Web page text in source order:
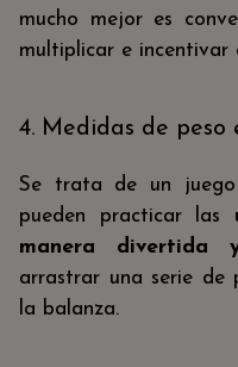
mucho mejor es
multiplicar e incentivar
4. Medidas de peso
Se trata de un juego
pueden
practicar las
manera divertida
arrastrar una serie de
la balanza.